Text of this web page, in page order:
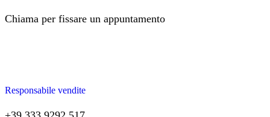
Chiama per fissare un appuntamento
Responsabile vendite